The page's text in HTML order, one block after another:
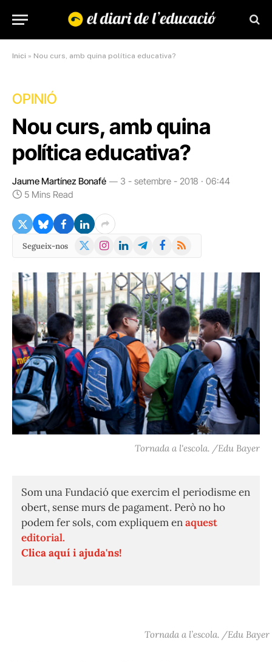
Inici » Nou curs, amb quina política educativa?
OPINIÓ
Nou curs, amb quina
política educativa?
Jaume Martínez Bonafé
3 - setembre - 2018 · 06:44
5 Mins Read
Segueix-nos
X
Instagram
LinkedInTelegramFacebook
RSS
Tornada a l'escola. /Edu Bayer
Som una Fundació que exercim el periodisme en
obert, sense murs de pagament. Però no ho
podem fer sols, com expliquem enaquest
editorial.
Clica aquí i ajuda'ns!
Tornada a l’escola. /Edu Bayer